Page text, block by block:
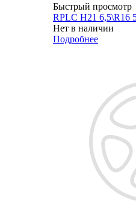
Быстрый просмотр
RPLC H21 6,5\R16
Нет в наличии
Подробнее